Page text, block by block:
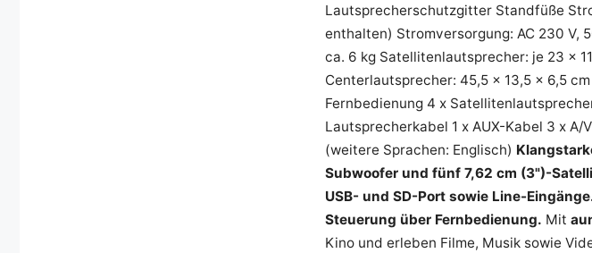
Lautsprecherschutzgitter Standfüße
enthalten) Stromversorgung: AC 230 V,
ca. 6 kg Satellitenlautsprecher: je 23 x
Centerlautsprecher: 45,5 x 13,5 x 6,5
Fernbedienung 4 x
Lautsprecherkabel 1 x AUX-Kabel 3 x
(weitere Sprachen: Englisch)
Subwoofer und fünf 7,62 cm (3")-
USB- und SD-Port sowie Line-
Steuerung über Fernbedienung. Mit
Kino und erleben Filme, Musik sowie